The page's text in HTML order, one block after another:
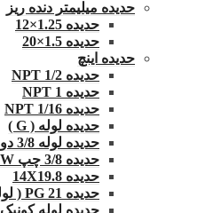
حدیده میلیمتر دنده ریز
حدیده 1.25×12
حدیده 1.5×20
حدیده اینچ
حدیده 1/2 NPT
حدیده NPT 1
حدیده 1/16 NPT
حدیده لوله ( G )
حدیده لوله 3/8 دور کوچک
حدیده 3/8 چپ BSW
حدیده 14X19.8
حدیده 21 PG ( لوله برق )